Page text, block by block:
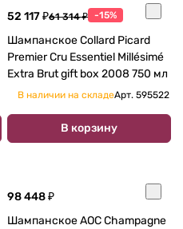
52 117 ₽61 314 ₽ -15%
Шампанское Collard Picard
Premier Cru Essentiel Millésimé
Extra Brut gift box 2008 750 мл
В наличии на складеАрт. 595522
В корзину
98 448 ₽
Шампанское AOC Champagne